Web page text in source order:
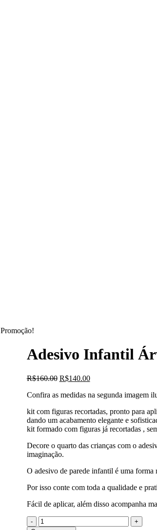
Promoção!
Adesivo Infantil
R$160.00 O
original
R$160.00.
R$140.00O
atual
R$140.00.
Confira as medidas na segunda imagem
kit com figuras recortadas, pronto para
dando um acabamento elegante e
kit formado com figuras já recortadas ,
Decore o quarto das crianças com o
imaginação.
O adesivo de parede infantil é uma forma
Por isso conte com toda a qualidade e
Fácil de aplicar, além disso acompanha
Quantidade